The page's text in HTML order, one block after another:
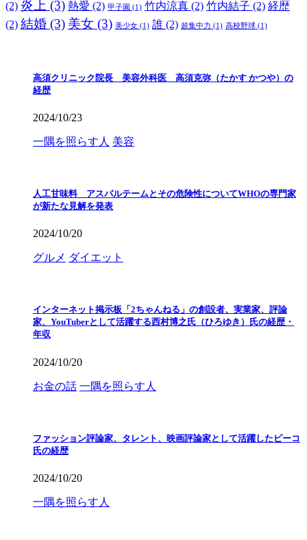
(2) 炎上 (3) 熱愛 (2) 甲子園 (1) 竹内涼真 (2) 竹内結子 (2) 経歴
(2) 結婚 (3) 美女 (3) 美少女 (1) 誰 (2) 超集中力 (1) 高校野球 (1)
高須クリニック院長 美容外科医 高須克弥（たかす かつや）の
経歴
2024/10/23
一隅を照らす人 美容
人工甘味料 アスパルテームとその危険性についてWHOの専門家
が新たな見解を発表
2024/10/20
グルメ ダイエット
インターネット掲示板「2ちゃんねる」の創設者、実業家、評論
家、YouTuberとして活躍する西村博之氏（ひろゆき）氏の経歴・
年収
2024/10/20
お金の話 一隅を照らす人
ファッション評論家、タレント、映画評論家として活躍したピーコ
氏の経歴
2024/10/20
一隅を照らす人